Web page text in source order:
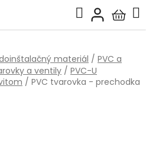
Hľadať
košík
materiál / PVC a
a ventily / PVC-U
/ PVC tvarovka - prechodka